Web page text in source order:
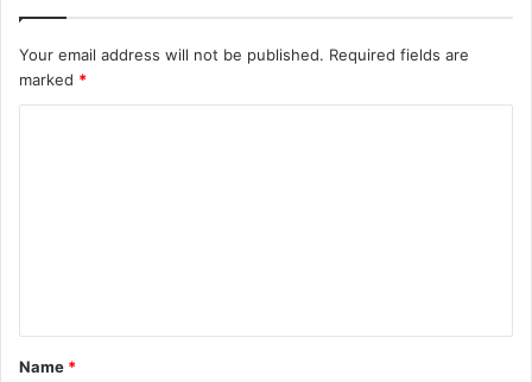
Your email address will not be published. Required fields are
marked *
t
*
Name *